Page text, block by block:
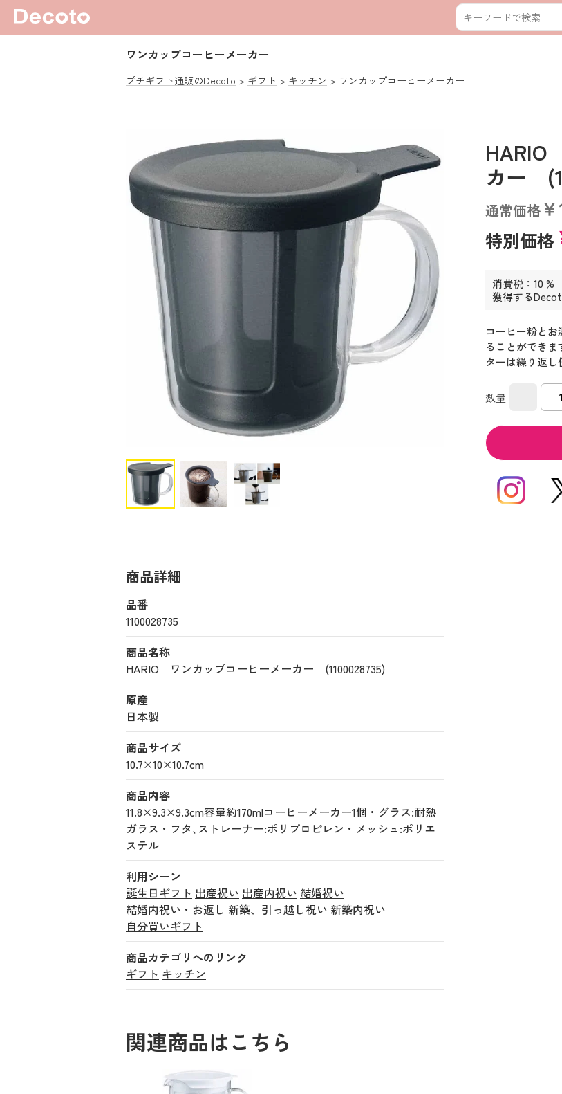
ワンカップコーヒーメーカー
プチギフト通販のDecoto ギフト キッチン ワンカップコーヒーメーカー
HARIO
カー
通常価格
特別価格
消費税：10 %
獲得する
コーヒー粉と
ることができ
ターは繰り返し
数量 -
商品詳細
品番
1100028735
商品名称
HARIO ワンカップコーヒーメーカー (1100028735)
原産
日本製
商品サイズ
10.7×10×10.7cm
商品内容
11.8×9.3×9.3cm容量約170mlコーヒーメーカー1個・グラス:耐熱
ガラス・フタ､ストレーナー:ポリプロピレン・メッシュ:ポリエ
ステル
利用シーン
誕生日ギフト 出産祝い 出産内祝い 結婚祝い
結婚内祝い・お返し 新築、引っ越し祝い 新築内祝い
自分買いギフト
商品カテゴリへのリンク
ギフト キッチン
関連商品はこちら